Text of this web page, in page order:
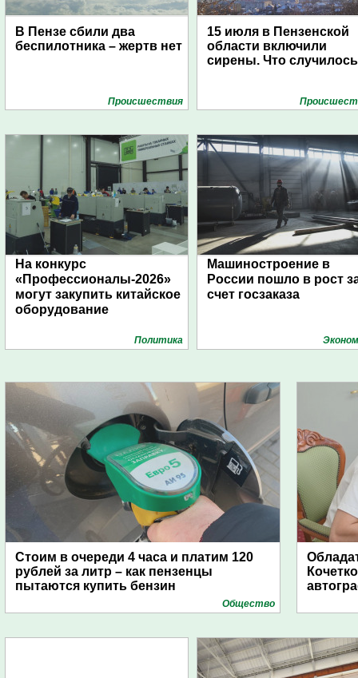
В Пензе сбили два
беспилотника – жертв нет
Проиcшествия
15 июля в Пензенской
области включили
сирены. Что
На конкурс
«Профессионалы-2026»
могут закупить китайское
оборудование
Политика
Машиностроение в
России пошло в рост
счет госзаказа
Стоим в очереди 4 часа и платим 120
рублей за литр – как пензенцы
пытаются купить бензин
Общество